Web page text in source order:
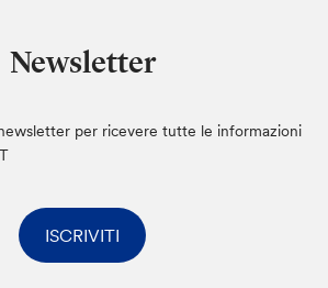
Newsletter
per ricevere tutte le informazioni
ISCRIVITI